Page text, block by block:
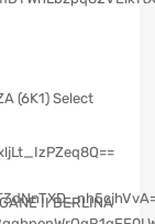
(6K1) Select
II BERLINA